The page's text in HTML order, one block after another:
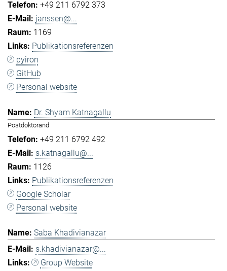
+49 211 6792 373
janssen@...
1169
Publikationsreferenzen
pyiron
GitHub
Personal website
Dr. Shyam Katnagallu
Postdoktorand
+49 211 6792 492
s.katnagallu@...
1126
Publikationsreferenzen
Google Scholar
Personal website
Saba Khadivianazar
s.khadivianazar@...
Group Website